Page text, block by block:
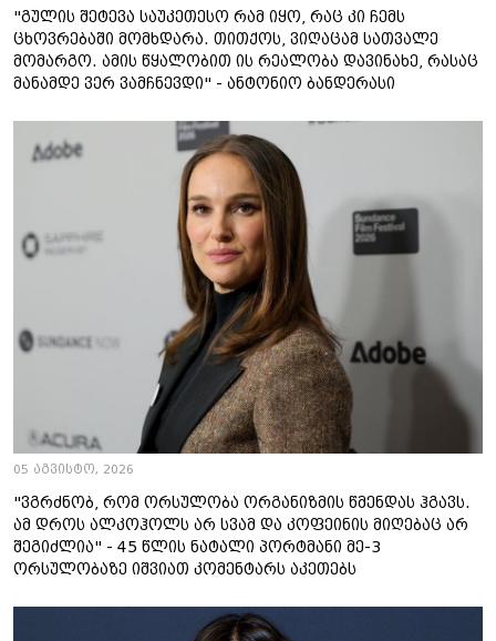
"გულის შეტევა საუკეთესო რამ იყო, რაც კი ჩემს
ცხოვრებაში მომხდარა. თითქოს, ვიღაცამ სათვალე
მომარგო. ამის წყალობით ის რეალობა დავინახე, რასაც
მანამდე ვერ ვამჩნევდი" - ანტონიო ბანდერასი
05 აგვისტო, 2026
"ვგრძნობ, რომ ორსულობა ორგანიზმის წმენდას ჰგავს.
ამ დროს ალკოჰოლს არ სვამ და კოფეინის მიღებაც არ
შეგიძლია" - 45 წლის ნატალი პორტმანი მე-3
ორსულობაზე იშვიათ კომენტარს აკეთებს